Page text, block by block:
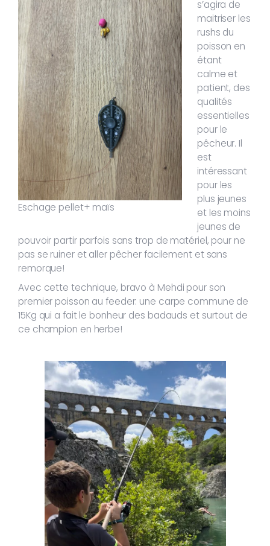
Eschage pellet+ maïs
s’agira de
maitriser les
rushs du
poisson en
étant
calme et
patient, des
qualités
essentielles
pour le
pêcheur. Il
est
intéressant
pour les
plus jeunes
et les moins
jeunes de
pouvoir partir parfois sans trop de matériel, pour ne
pas se ruiner et aller pêcher facilement et sans
remorque!
Avec cette technique, bravo à Mehdi pour son
premier poisson au feeder: une carpe commune de
15Kg qui a fait le bonheur des badauds et surtout de
ce champion en herbe!